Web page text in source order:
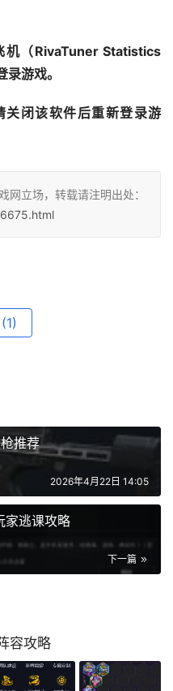
（RivaTuner Statistics
游戏。
闭该软件后重新登录游
网立场，转载请注明出处：
(1)
推荐
2026年4月22日 14:05
家逃课攻略
下一篇
容攻略